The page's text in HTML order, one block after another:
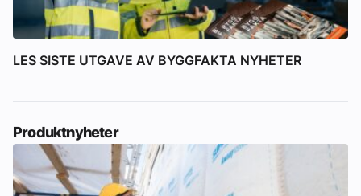
LES SISTE UTGAVE AV BYGGFAKTA NYHETER
Produktnyheter